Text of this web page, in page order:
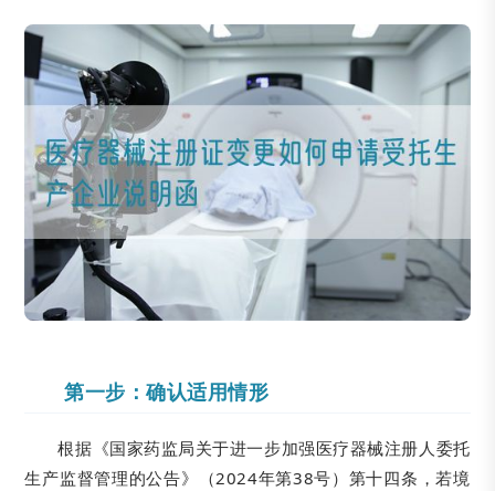
第一步：确认适用情形
根据《国家药监局关于进一步加强医疗器械注册人委托
生产监督管理的公告》（2024年第38号）第十四条，若境